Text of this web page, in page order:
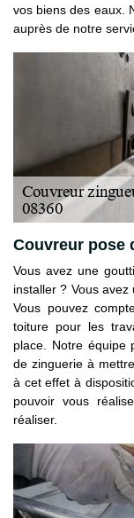
vos biens des eaux.
auprès de notre
Couvreur pose
Vous avez une
installer ? Vous
Vous pouvez
toiture pour les
place. Notre équipe
de zinguerie à
à cet effet à
pouvoir vous
réaliser.